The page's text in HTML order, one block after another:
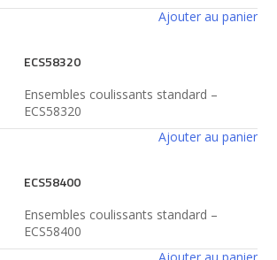
Ajouter au panier
ECS58320
Ensembles coulissants standard –
ECS58320
Ajouter au panier
ECS58400
Ensembles coulissants standard –
ECS58400
Ajouter au panier